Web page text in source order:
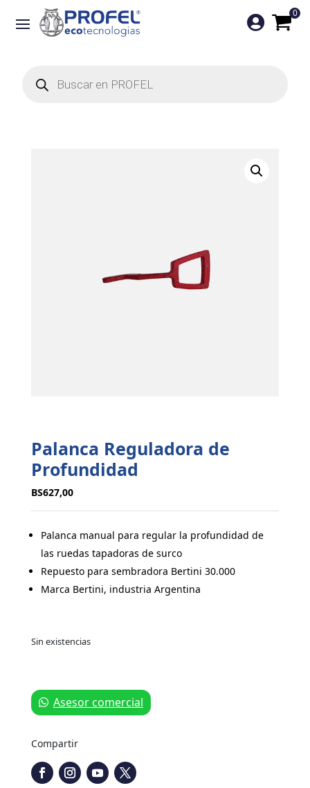
productos
0

Palanca Reguladora de
Profundidad
BS627,00
Palanca manual para regular la profundidad de
las ruedas tapadoras de surco
Repuesto para sembradora Bertini 30.000
Marca Bertini, industria Argentina
Sin existencias
Asesor comercial
Compartir